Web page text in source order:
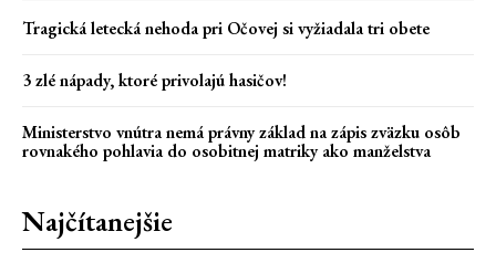
Tragická letecká nehoda pri Očovej si vyžiadala tri obete
3 zlé nápady, ktoré privolajú hasičov!
Ministerstvo vnútra nemá právny základ na zápis zväzku osôb
rovnakého pohlavia do osobitnej matriky ako manželstva
Najčítanejšie